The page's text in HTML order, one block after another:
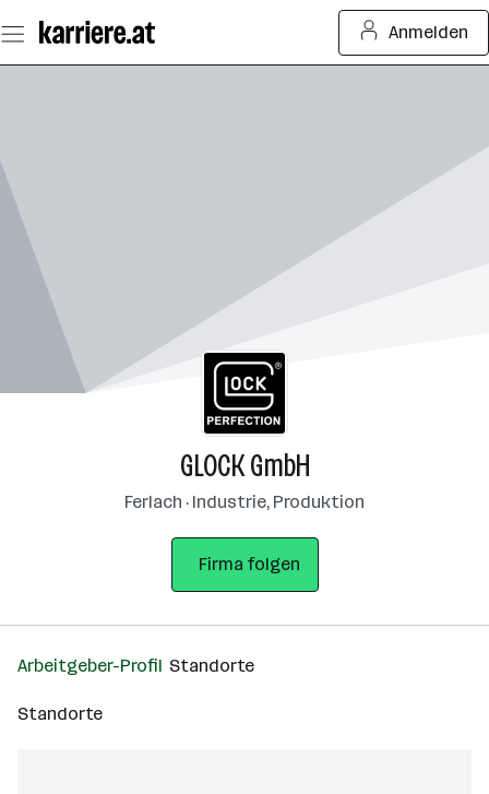
Seiteninhalt
springen
Anmelden
GLOCK GmbH
Ferlach · Industrie, Produktion
Firma folgen
Arbeitgeber-Profil Standorte
Standorte